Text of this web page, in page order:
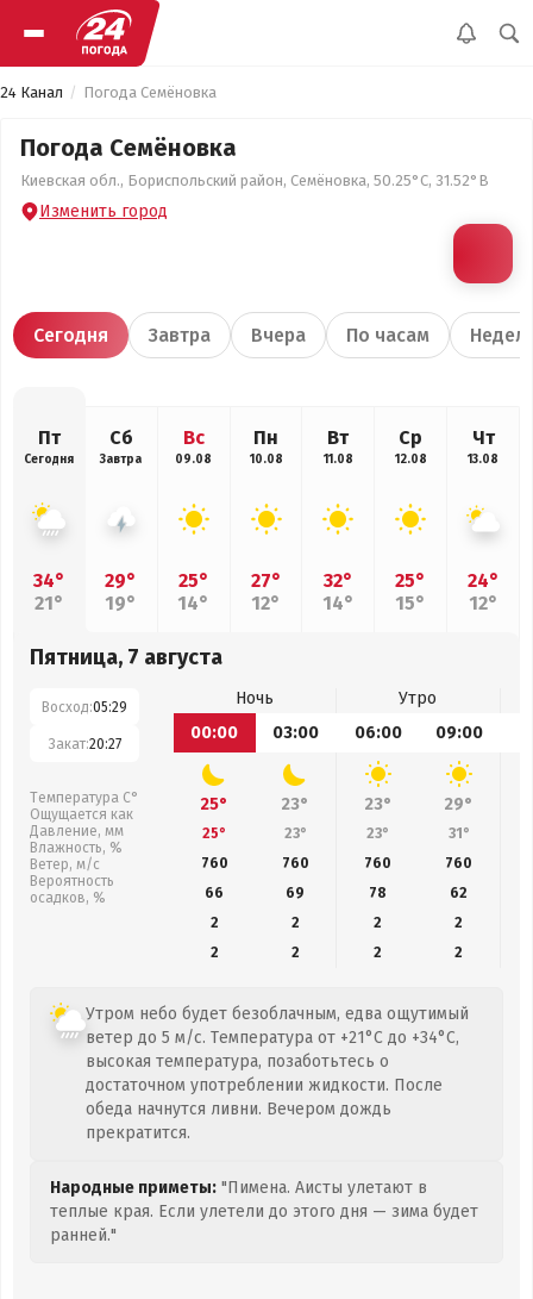
24 Канал Погода Семёновка
Погода Семёновка
Киевская обл., Бориспольский район, Семёновка, 50.25°С, 31.52°В
Изменить город
Сегодня Завтра Вчера По часам
Пт
Сегодня
34°
21°
Сб
Завтра
29°
19°
Вс
09.08
25°
14°
Пн
10.08
27°
12°
Вт
11.08
32°
14°
Ср
12.08
25°
15°
Чт
13.08
24°
12°
Пятница, 7 августа
Восход:05:29
Закат:20:27
Температура С°
Ощущается как
Давление, мм
Влажность, %
Ветер, м/с
Вероятность
осадков, %
Ночь
Утро
00:00
03:00 06:00 09:00
25° 23° 23° 29°
25° 23° 23° 31°
760
760 760 760
66
69 78
62
2
2 2
2
2
2 2 2
Утром небо будет безоблачным, едва ощутимый
ветер до 5 м/с. Температура от +21°C до +34°C,
высокая температура, позаботьтесь о
достаточном употреблении жидкости. После
обеда начнутся ливни. Вечером дождь
прекратится.
Народные приметы: "Пимена. Аисты улетают в
теплые края. Если улетели до этого дня — зима будет
ранней."